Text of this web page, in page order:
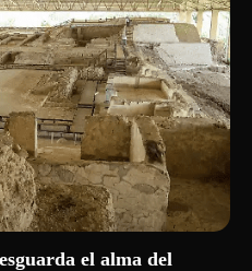
el alma del